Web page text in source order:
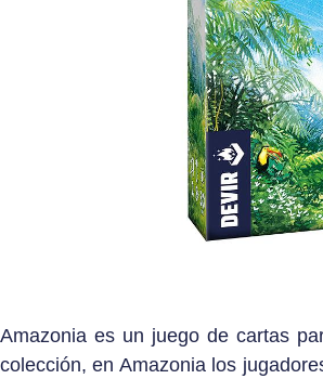
Amazonia es un juego de cartas
colección, en Amazonia los